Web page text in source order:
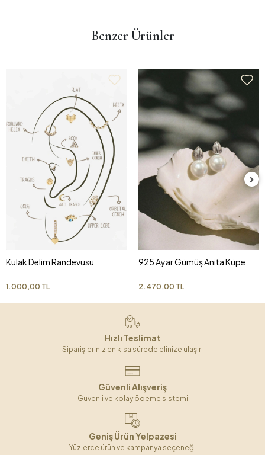
Benzer Ürünler
Kulak Delim Randevusu
1.000,00 TL
925 Ayar Gümüş Anita Küpe
2.470,00 TL
Hızlı Teslimat
Siparişleriniz en kısa sürede elinize ulaşır.
Güvenli Alışveriş
Güvenli ve kolay ödeme sistemi
Geniş Ürün Yelpazesi
Yüzlerce ürün ve kampanya seçeneği